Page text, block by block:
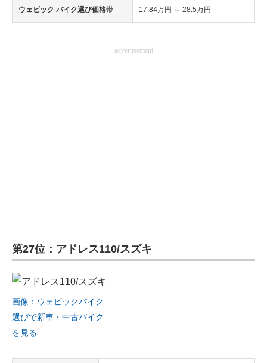
ウェビック バイク選び価格帯 17.84万円 ～ 28.5万円
advertisement
第27位：アドレス110/スズキ
画像：ウェビックバイク
選びで新車・中古バイク
を見る